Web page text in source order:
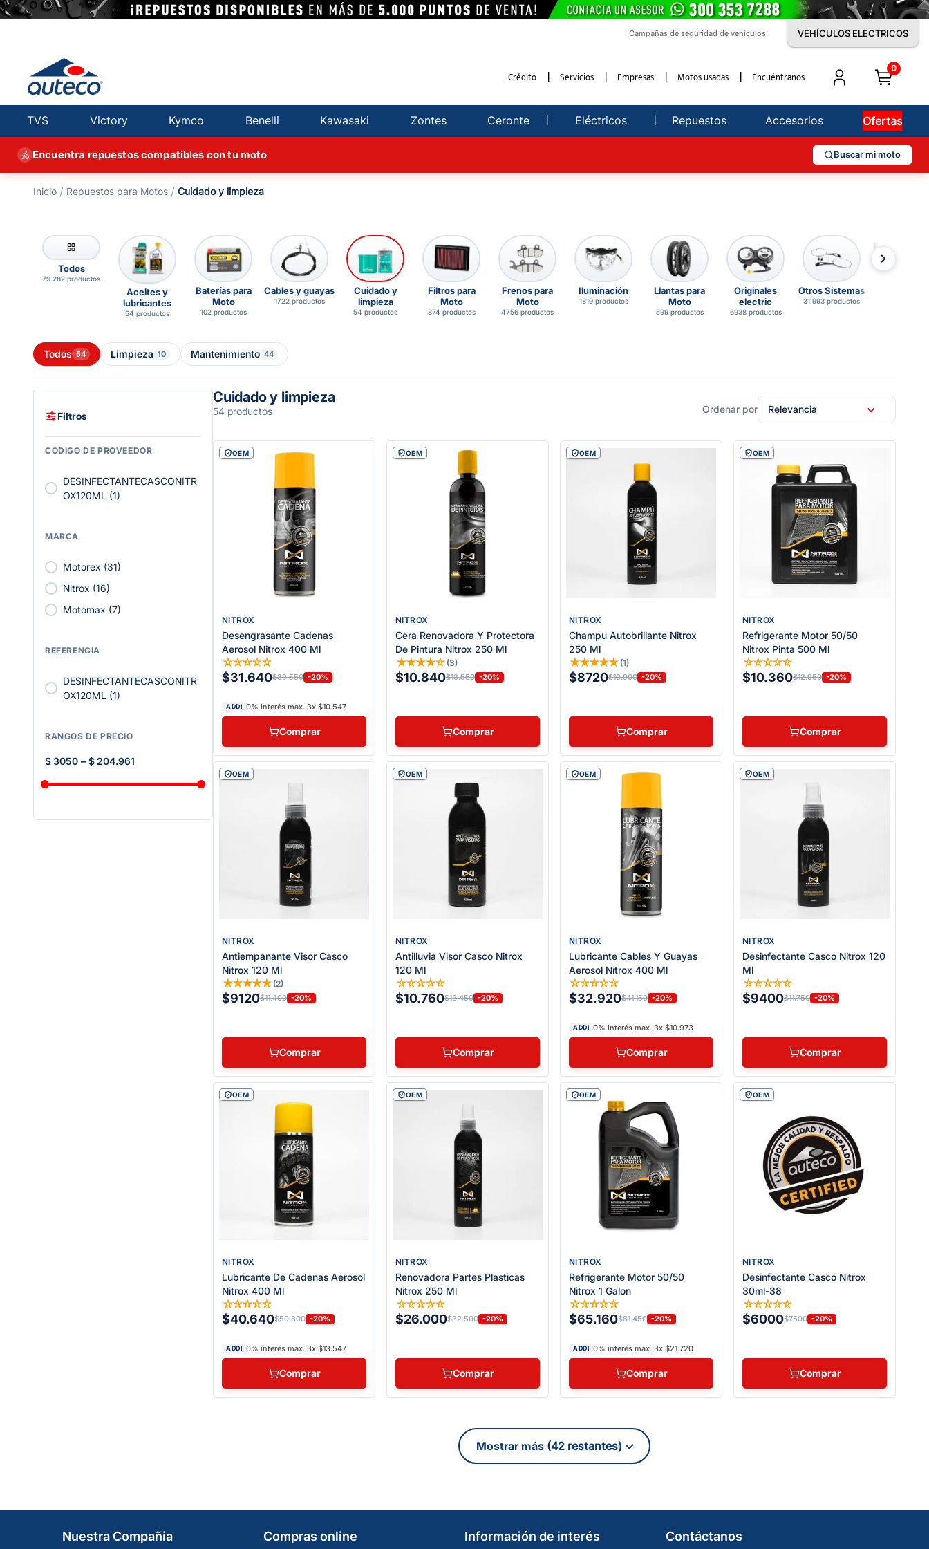
Campañas de seguridad de vehículos VEHÍCULOS ELECTRICOS
Crédito Servicios Empresas Motos usadas Encuéntranos
0
TVS Victory Kymco Benelli Kawasaki Zontes Ceronte Eléctricos Repuestos Accesorios Ofertas
Encuentra repuestos compatibles con tu moto Buscar mi moto
Repuestos para Motos cuidado y limpieza
Todos
79.282 productos
Aceites y
lubricantes
54 productos
Baterías para
Moto
102 productos
Cables y guayas
1722 productos
Cuidado y
limpieza
54 productos
Filtros para
Moto
874 productos
Frenos para
Moto
4756 productos
Iluminación
1819 productos
Llantas para
Moto
599 productos
Originales
electric
6938 productos
Otros Sistemas
31.993 productos
Partes de
24.898
Todos 54 Limpieza 10 Mantenimiento 44
Filtros
CÓDIGO DE PROVEEDOR
DESINFECTANTECASCONITR
OX120ML (1)
MARCA
Motorex (31)
Nitrox (16)
Motomax (7)
REFERENCIA
DESINFECTANTECASCONITR
OX120ML (1)
RANGOS DE PRECIO
$ 3050 – $ 204.961
Cuidado y limpieza
54 productos Relevancia
OEM
NITROX
Desengrasante Cadenas
Aerosol Nitrox 400 Ml
☆☆☆☆☆
$31.640$39.550 -20%
ADDI 0% interés max. 3x $10.547
Comprar
OEM
NITROX
Cera Renovadora Y Protectora
De Pintura Nitrox 250 Ml
★★★★☆ (3)
$10.840$13.550 -20%
Comprar
OEM
NITROX
Champu Autobrillante Nitrox
250 Ml
★★★★★ (1)
$8720$10.900 -20%
Comprar
OEM
NITROX
Refrigerante Motor 50/50
Nitrox Pinta 500 Ml
☆☆☆☆☆
$10.360$12.950 -20%
Comprar
OEM
NITROX
Antiempanante Visor Casco
Nitrox 120 Ml
★★★★★ (2)
$9120$11.400 -20%
Comprar
OEM
NITROX
Antilluvia Visor Casco Nitrox
120 Ml
☆☆☆☆☆
$10.760$13.450 -20%
Comprar
OEM
NITROX
Lubricante Cables Y Guayas
Aerosol Nitrox 400 Ml
☆☆☆☆☆
$32.920$41.150 -20%
ADDI 0% interés max. 3x $10.973
Comprar
OEM
NITROX
Desinfectante Casco Nitrox 120
Ml
☆☆☆☆☆
$9400$11.750 -20%
Comprar
OEM
NITROX
Lubricante De Cadenas Aerosol
Nitrox 400 Ml
☆☆☆☆☆
$40.640$50.800 -20%
ADDI 0% interés max. 3x $13.547
Comprar
OEM
NITROX
Renovadora Partes Plasticas
Nitrox 250 Ml
☆☆☆☆☆
$26.000$32.500 -20%
Comprar
OEM
NITROX
Refrigerante Motor 50/50
Nitrox 1 Galon
☆☆☆☆☆
$65.160$81.450 -20%
ADDI 0% interés max. 3x $21.720
Comprar
OEM
NITROX
Desinfectante Casco Nitrox
30ml-38
☆☆☆☆☆
$6000$7500 -20%
Comprar
(42 restantes)
Nuestra Compañia Compras online Información de interés Contáctanos